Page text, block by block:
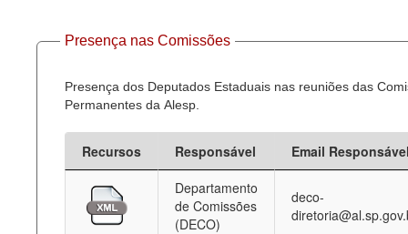
Presença nas Comissões
Presença dos Deputados Estaduais nas reuniões das
Permanentes da Alesp.
Recursos Responsável
Email
Departamento
de Comissões
(DECO)
deco-